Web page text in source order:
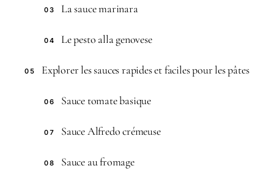
03 La sauce marinara
04 Le pesto alla genovese
05 Explorer les sauces rapides et faciles pour les pâtes
06 Sauce tomate basique
07 Sauce Alfredo crémeuse
08 Sauce au fromage